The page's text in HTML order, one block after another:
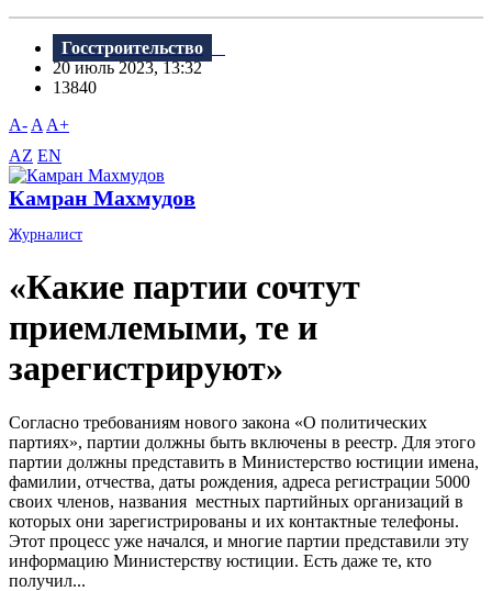
Госстроительство
20 июль 2023, 13:32
13840
A- A A+
AZ EN
Камран Махмудов
Журналист
«Какие партии сочтут
приемлемыми, те и
зарегистрируют»
Согласно требованиям нового закона «О политических
партиях», партии должны быть включены в реестр. Для этого
партии должны представить в Министерство юстиции имена,
фамилии, отчества, даты рождения, адреса регистрации 5000
своих членов, названия местных партийных организаций в
которых они зарегистрированы и их контактные телефоны.
Этот процесс уже начался, и многие партии представили эту
информацию Министерству юстиции. Есть даже те, кто
получил...